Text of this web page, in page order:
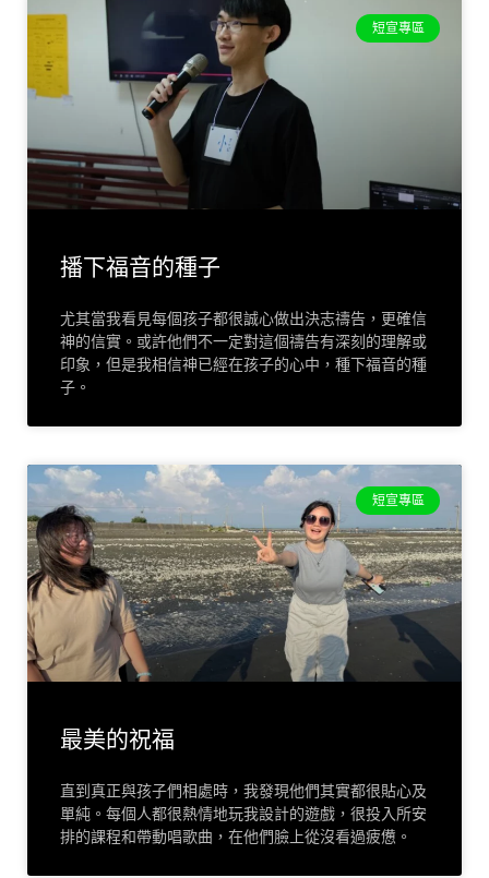
短宣專區
播下福音的種子
尤其當我看見每個孩子都很誠心做出決志禱告，更確信
神的信實。或許他們不一定對這個禱告有深刻的理解或
印象，但是我相信神已經在孩子的心中，種下福音的種
子。
短宣專區
最美的祝福
直到真正與孩子們相處時，我發現他們其實都很貼心及
單純。每個人都很熱情地玩我設計的遊戲，很投入所安
排的課程和帶動唱歌曲，在他們臉上從沒看過疲憊。